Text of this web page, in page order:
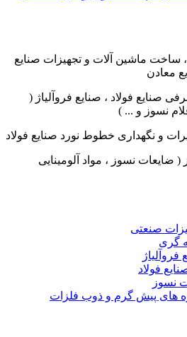
ماشین آلات و تجهیزات صنایع
معادن
صنایع فولاد ، صنایع فروآلیاژ (
نسوز و ... )
و نگهداری خطوط نورد صنایع فولاد
( ضایعات نسوز ، مواد آلومینایی
صنعتی
گری
فروآلیاژ
فولاد
نسوز
های پیش گرم و ذوب فلزات